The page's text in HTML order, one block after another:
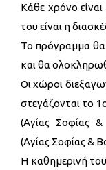
Κάθε χρόνο
του είναι η
Το πρόγραμμα θα
και θα
Οι χώροι
στεγάζονται το
(Αγίας Σοφίας
(Αγίας Σοφίας &
Η καθημερινή του